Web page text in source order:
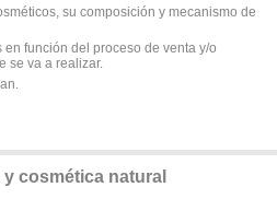
su composición y mecanismo de
función del proceso de venta y/o
se va a realizar.
y cosmética natural